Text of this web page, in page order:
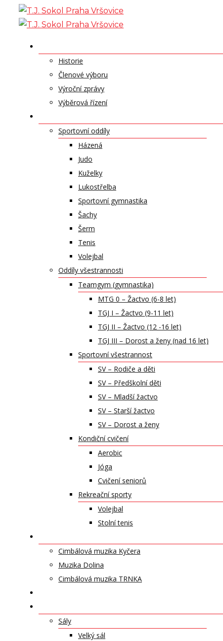
Skip
Historie
Členové výboru
Výroční zprávy
Výběrová řízení
Sportovní oddíly
Házená
Judo
Kuželky
Lukostřelba
Sportovní gymnastika
Šachy
Šerm
Tenis
Volejbal
Oddíly všestrannosti
Teamgym (gymnastika)
MTG 0 – Žactvo (6-8 let)
TGJ I – Žactvo (9-11 let)
TGJ II – Žactvo (12 -16 let)
TGJ III – Dorost a ženy (nad 16 let)
Sportovní všestrannost
SV – Rodiče a děti
SV – Předškolní děti
SV – Mladší žactvo
SV – Starší žactvo
SV – Dorost a ženy
Kondiční cvičení
Aerobic
Jóga
Cvičení seniorů
Rekreační sporty
Volejbal
Stolní tenis
Cimbálová muzika Kyčera
Muzika Dolina
Cimbálová muzika TRNKA
Sály
Velký sál